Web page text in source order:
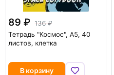
89
136
Тетрадь "Космос", А5, 40
листов, клетка
В корзину